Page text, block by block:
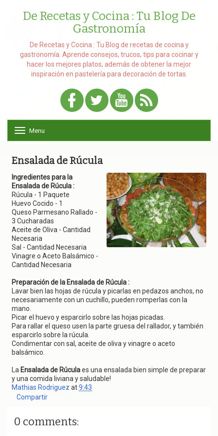
De Recetas y Cocina : Tu Blog De
Gastronomía
De Recetas y Cocina : Tu Blog de recetas de cocina y
gastronomía. Aprende consejos, trucos, tips para cocinar y
hacer los mejores platos, además de obtener la mejor
inspiración en pastelería para decoración de tortas.
o
e
n
a
v
i
g
a
t
i
Menu
Ensalada de Rúcula
Ingredientes para la
Ensalada de Rúcula :
Rúcula - 1 Paquete
Huevo Cocido - 1
Queso Parmesano Rallado -
3 Cucharadas
Aceite de Oliva - Cantidad
Necesaria
Sal - Cantidad Necesaria
Vinagre o Aceto Balsámico -
Cantidad Necesaria
Preparación de la Ensalada de Rúcula :
Lavar bien las hojas de rúcula y picarlas en pedazos anchos, no
necesariamente con un cuchillo, pueden romperlas con la
mano.
Picar el huevo y esparcirlo sobre las hojas picadas.
Para rallar el queso usen la parte gruesa del rallador, y también
esparcirlo sobre la rúcula.
Condimentar con sal, aceite de oliva y vinagre o aceto
balsámico.
La Ensalada de Rúculaes una ensalada bien simple de preparar
y una comida liviana y saludable!
Mathias Rodriguez at9:43
Compartir
0 comments: